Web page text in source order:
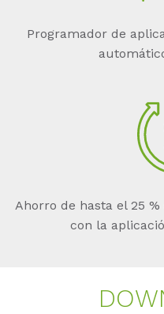
Programador de
Ahorro de hasta el 25
con la